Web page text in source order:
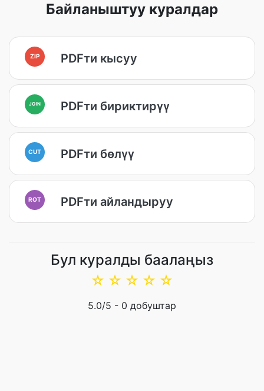
Байланыштуу куралдар
ZIP PDFти кысуу
JOIN PDFти бириктирүү
CUT PDFти бөлүү
ROT PDFти айландыруу
Бул куралды баалаңыз
☆
☆
☆
☆
☆
5.0/5 - 0 добуштар